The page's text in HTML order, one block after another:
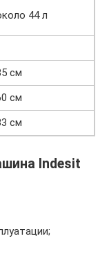
44 л
см
см
см
Indesit